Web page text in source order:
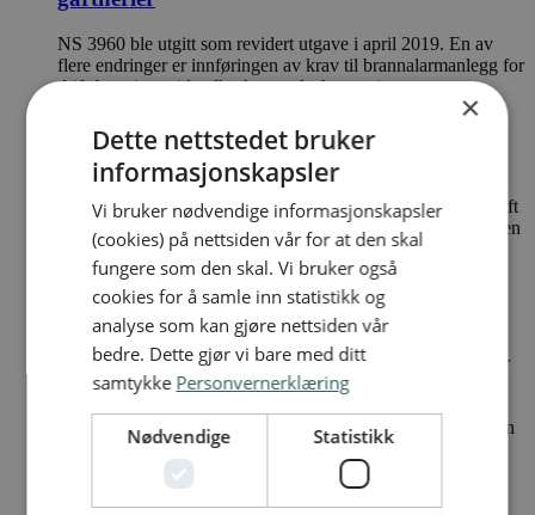
NS 3960 ble utgitt som revidert utgave i april 2019. En av
flere endringer er innføringen av krav til brannalarmanlegg for
driftsbygninger i landbruk og veksthusnæring.
Regler for automatiske brannalarmanlegg i
næring
NS 3960:2019 er standard for prosjektering, installasjon, drift
og vedlikehold av automatiske brannalarmanlegg. Standarden
erstatter FG-reglene, med unntak av krav til foretak og
personer.
Kontrollveiledning for brannalarmanlegg
Formålet med kontrollveiledningen er å avklare forventinger
til kontroller som gjennomføres av automatiske
anleggsvurdering. Dette vil være med å bidra til at kontrollen
blir så lik som mulig, uavhengig av hvem som har utført
×
Dette nettstedet bruker
informasjonskapsler
Vi bruker nødvendige informasjonskapsler
(cookies) på nettsiden vår for at den skal
fungere som den skal. Vi bruker også
cookies for å samle inn statistikk og
analyse som kan gjøre nettsiden vår
bedre. Dette gjør vi bare med ditt
samtykke Personvernerklæring
Nødvendige Statistikk